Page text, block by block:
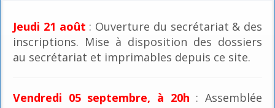
Jeudi 21 août : Ouverture du secrétariat & des
inscriptions. Mise à disposition des dossiers
au secrétariat et imprimables depuis ce site.
Vendredi 05 septembre, à 20h : Assemblée